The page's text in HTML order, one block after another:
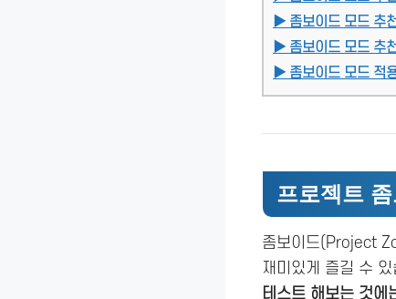
▶ 좀보이드 모드
▶ 좀보이드 모드
▶ 좀보이드 모드 적
프로젝트
좀보이드(Project
재미있게 즐길 수
테스트 해보는 것에